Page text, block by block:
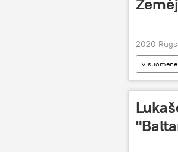
2020
Visuomenė